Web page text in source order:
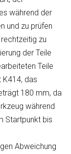
während der
und zu prüfen
zu
der Teile
Teile
K414, das
180 mm, da
während
Startpunkt bis
Abweichung